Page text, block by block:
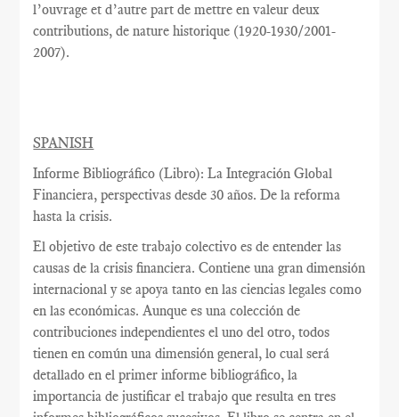
l’ouvrage et d’autre part de mettre en valeur deux
contributions, de nature historique (1920-1930/2001-
2007).
SPANISH
Informe Bibliográfico (Libro): La Integración Global
Financiera, perspectivas desde 30 años. De la reforma
hasta la crisis.
El objetivo de este trabajo colectivo es de entender las
causas de la crisis financiera. Contiene una gran dimensión
internacional y se apoya tanto en las ciencias legales como
en las económicas. Aunque es una colección de
contribuciones independientes el uno del otro, todos
tienen en común una dimensión general, lo cual será
detallado en el primer informe bibliográfico, la
importancia de justificar el trabajo que resulta en tres